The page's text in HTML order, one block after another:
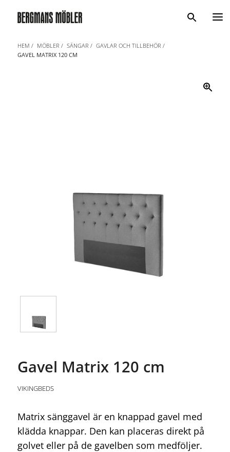
Sök
HEM MÖBLER SÄNGAR
GAVLAR OCH TILLBEHÖR
GAVEL MATRIX 120 CM
Gavel Matrix 120 cm
VIKINGBEDS
Matrix sänggavel är en knappad gavel med
klädda knappar. Den kan placeras direkt på
golvet eller på de gavelben som medföljer.